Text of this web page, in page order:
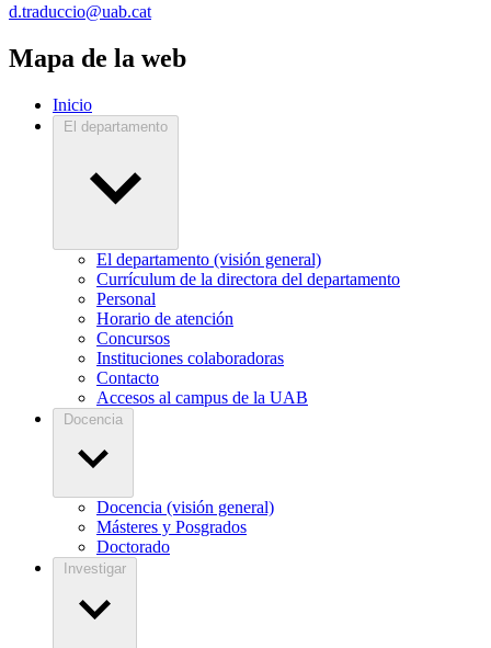
d.traduccio@uab.cat
Mapa de la web
Inicio
El departamento
El departamento (visión general)
Currículum de la directora del departamento
Personal
Horario de atención
Concursos
Instituciones colaboradoras
Contacto
Accesos al campus de la UAB
Docencia
Docencia (visión general)
Másteres y Posgrados
Doctorado
Investigar